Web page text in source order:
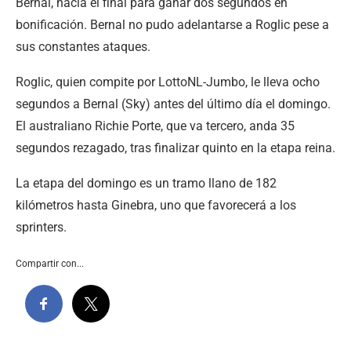
bonificación. Bernal no pudo adelantarse a Roglic pese a
sus constantes ataques.
Roglic, quien compite por LottoNL-Jumbo, le lleva ocho
segundos a Bernal (Sky) antes del último día el domingo.
El australiano Richie Porte, que va tercero, anda 35
segundos rezagado, tras finalizar quinto en la etapa reina.
La etapa del domingo es un tramo llano de 182
kilómetros hasta Ginebra, uno que favorecerá a los
sprinters.
Compartir con...